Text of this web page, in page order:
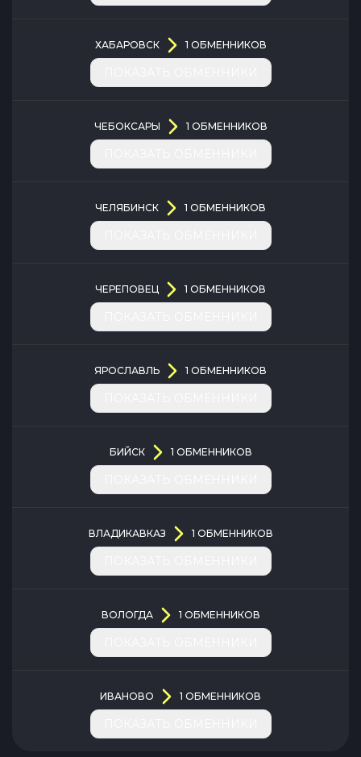
ХАБАРОВСК 1 ОБМЕННИКОВ
ЧЕБОКСАРЫ 1 ОБМЕННИКОВ
ЧЕЛЯБИНСК 1 ОБМЕННИКОВ
ЧЕРЕПОВЕЦ 1 ОБМЕННИКОВ
ЯРОСЛАВЛЬ 1 ОБМЕННИКОВ
БИЙСК 1 ОБМЕННИКОВ
ВЛАДИКАВКАЗ 1 ОБМЕННИКОВ
ВОЛОГДА 1 ОБМЕННИКОВ
ИВАНОВО 1 ОБМЕННИКОВ